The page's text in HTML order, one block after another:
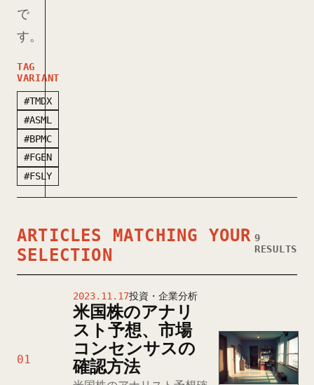
で
す。
TAG
VARIANT
#TMDX
#ASML
#BPMC
#FGEN
#FSLY
ARTICLES MATCHING YOUR
SELECTION
9
RESULTS
01
2023.11.17投資・企業分析
米国株のアナリ
スト予想、市場
コンセンサスの
確認方法